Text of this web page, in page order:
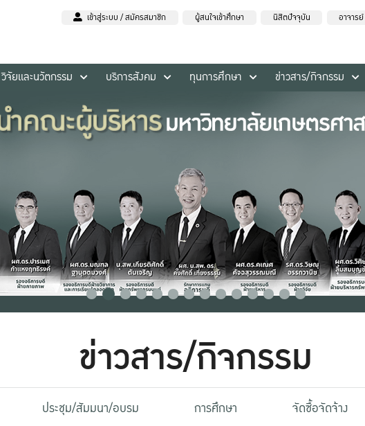
เข้าสู่ระบบ / สมัครสมาชิก ผู้สนใจเข้าศึกษา นิสิตปัจจุบัน อาจารย์
วิจัยและนวัตกรรม บริการสังคม ทุนการศึกษา ข่าวสาร/กิจกรรม
ข่าวสาร/กิจกรรม
ประชุม/สัมมนา/อบรม การศึกษา จัดซื้อจัดจ้าง